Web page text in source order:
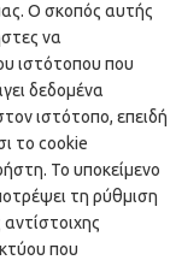
Ο σκοπός αυτής
να
ιστότοπου που
δεδομένα
ιστότοπο, επειδή
το cookie
Το υποκείμενο
τη ρύθμιση
που